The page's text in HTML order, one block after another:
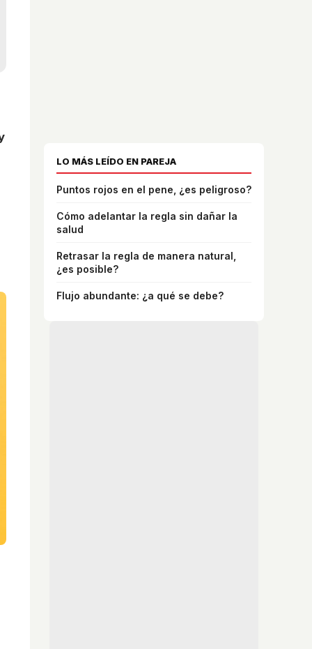
LO MÁS LEÍDO EN PAREJA
Puntos rojos en el pene, ¿es peligroso?
Cómo adelantar la regla sin dañar la
salud
Retrasar la regla de manera natural,
¿es posible?
Flujo abundante: ¿a qué se debe?